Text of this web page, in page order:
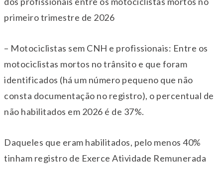
primeiro trimestre de 2026
– Motociclistas sem CNH e profissionais: Entre os
motociclistas mortos no trânsito e que foram
identificados (há um número pequeno que não
consta documentação no registro), o percentual de
não habilitados em 2026 é de 37%.
Daqueles que eram habilitados, pelo menos 40%
tinham registro de Exerce Atividade Remunerada